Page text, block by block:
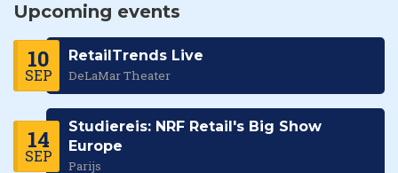
Upcoming events
10
SEP
RetailTrends Live
DeLaMar Theater
14
SEP
Studiereis: NRF Retail's Big Show
Europe
Parijs